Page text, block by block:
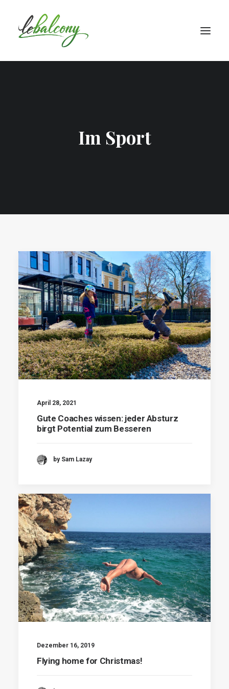
Im Sport
April 28, 2021
Gute Coaches wissen: jeder Absturz
birgt Potential zum Besseren
by Sam Lazay
Dezember 16, 2019
Flying home for Christmas!